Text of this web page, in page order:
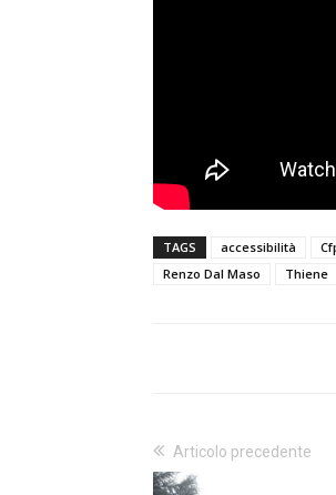
TAGS accessibilità
Renzo Dal Maso
Thiene
Articolo precedente